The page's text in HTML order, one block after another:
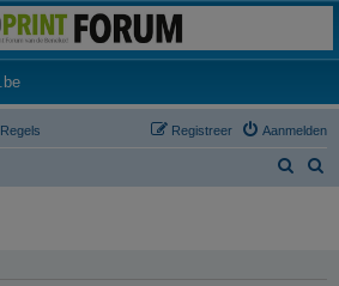
na de sluiting van 3dprintforum.nl
(Opens a new tab)
Regels Aanmelden
Registreer